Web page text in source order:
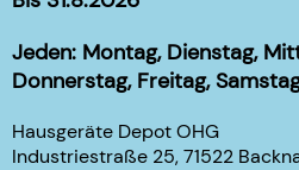
Jeden: Montag, Dienstag,
Donnerstag, Freitag,
Hausgeräte Depot OHG
Industriestraße 25, 71522